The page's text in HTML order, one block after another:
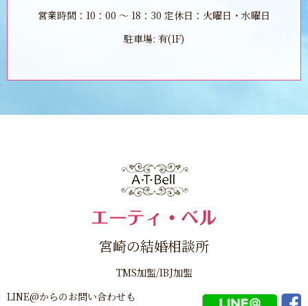
営業時間：10：00 ～ 18：30 定休日：火曜日・水曜日
駐車場: 有(1F)
宮崎の結婚相談所
TMS加盟/IBJ加盟
LINE@からのお問い合わせも